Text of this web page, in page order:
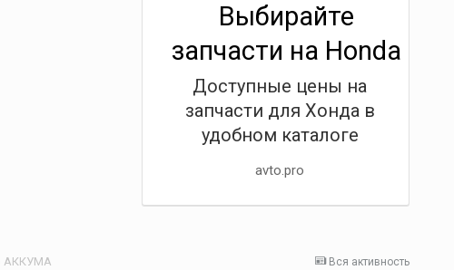
Выбирайте
запчасти на Honda
Доступные цены на
запчасти для Хонда в
удобном каталоге
avto.pro
Вся активность
АККУМА